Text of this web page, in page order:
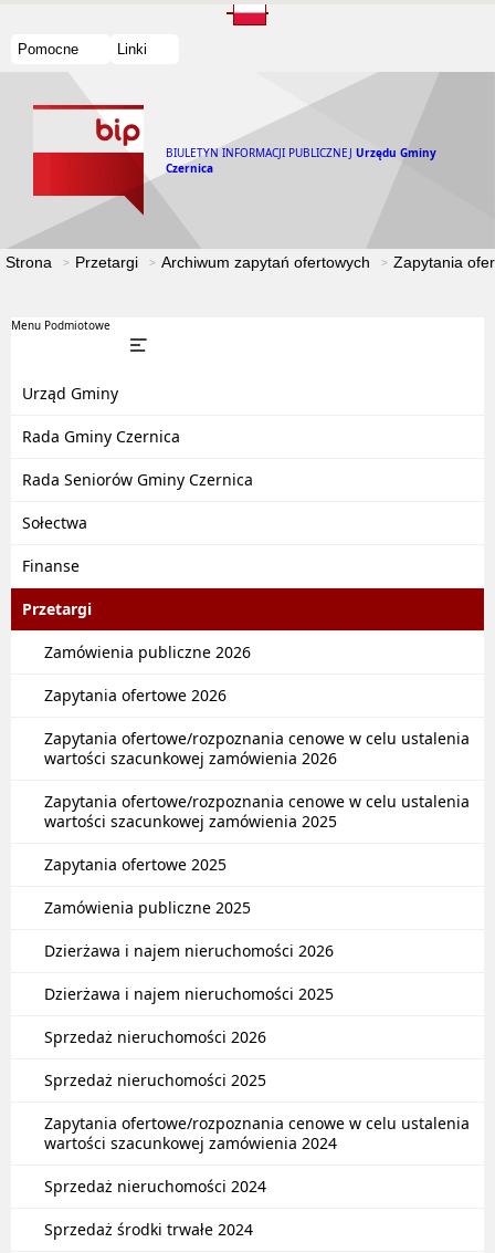
Pomocne Linki
BIULETYN INFORMACJI PUBLICZNEJ Urzędu Gminy
Czernica
Strona Przetargi Archiwum zapytań ofertowych Zapytania
Menu Podmiotowe
Urząd Gminy
Rada Gminy Czernica
Rada Seniorów Gminy Czernica
Sołectwa
Finanse
Przetargi
Zamówienia publiczne 2026
Zapytania ofertowe 2026
Zapytania ofertowe/rozpoznania cenowe w celu ustalenia
wartości szacunkowej zamówienia 2026
Zapytania ofertowe/rozpoznania cenowe w celu ustalenia
wartości szacunkowej zamówienia 2025
Zapytania ofertowe 2025
Zamówienia publiczne 2025
Dzierżawa i najem nieruchomości 2026
Dzierżawa i najem nieruchomości 2025
Sprzedaż nieruchomości 2026
Sprzedaż nieruchomości 2025
Zapytania ofertowe/rozpoznania cenowe w celu ustalenia
wartości szacunkowej zamówienia 2024
Sprzedaż nieruchomości 2024
Sprzedaż środki trwałe 2024